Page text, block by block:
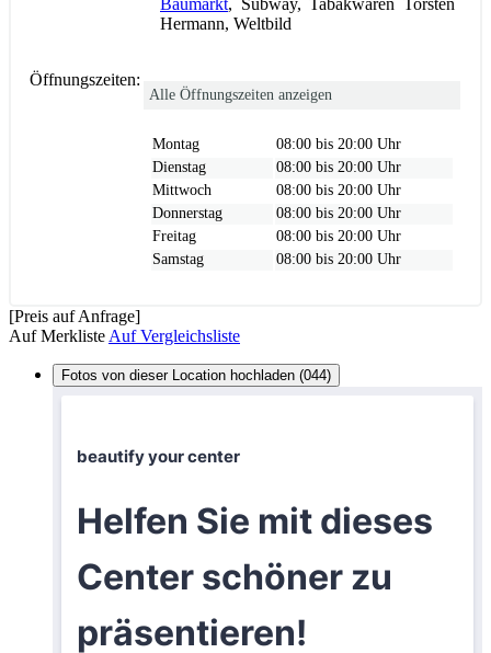
Hermann, Weltbild
Öffnungszeiten:
Alle Öffnungszeiten anzeigen
Montag
08:00 bis 20:00 Uhr
Dienstag
08:00 bis 20:00 Uhr
Mittwoch
08:00 bis 20:00 Uhr
Donnerstag
08:00 bis 20:00 Uhr
Freitag
08:00 bis 20:00 Uhr
Samstag
08:00 bis 20:00 Uhr
[Preis auf Anfrage]
Auf Merkliste Auf Vergleichsliste
Fotos von dieser Location hochladen (044)